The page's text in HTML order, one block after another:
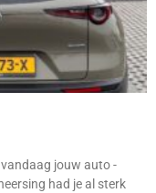
jouw auto -
had je al sterk